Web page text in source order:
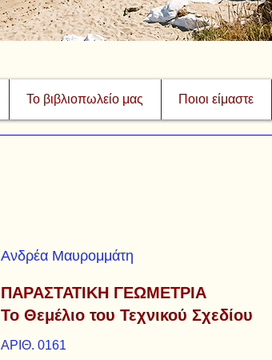
Το βιβλιοπωλείο μας Ποιοι είμαστε
Ανδρέα Μαυρομμάτη
ΠΑΡΑΣΤΑΤΙΚΗ ΓΕΩΜΕΤΡΙΑ
Το Θεμέλιο του Τεχνικού Σχεδίου
ΑΡΙΘ. 0161